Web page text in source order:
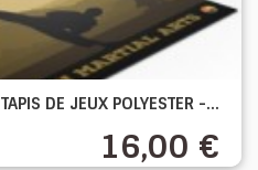
TAPIS DE JEUX POLYESTER -...
16,00 €